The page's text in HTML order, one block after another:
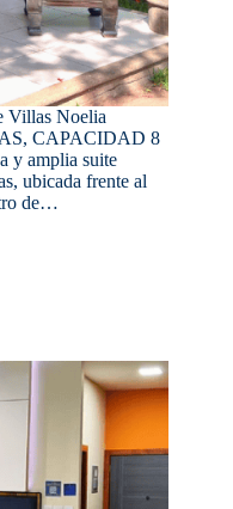
Villas Noelia
CAPACIDAD 8
y amplia suite
ubicada frente al
de…